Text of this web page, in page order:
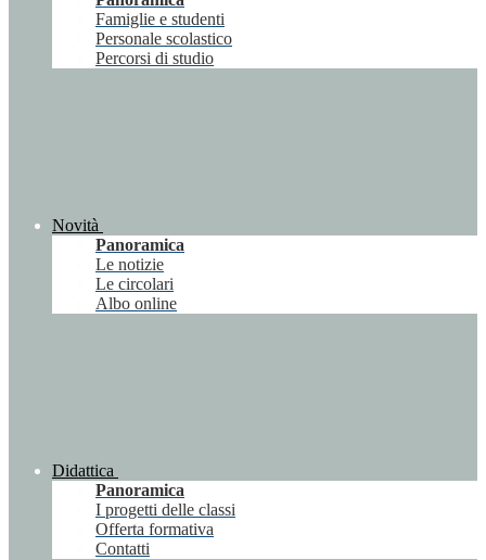
Famiglie e studenti
Personale scolastico
Percorsi di studio
Novità
Panoramica
Le notizie
Le circolari
Albo online
Didattica
Panoramica
I progetti delle classi
Offerta formativa
Contatti